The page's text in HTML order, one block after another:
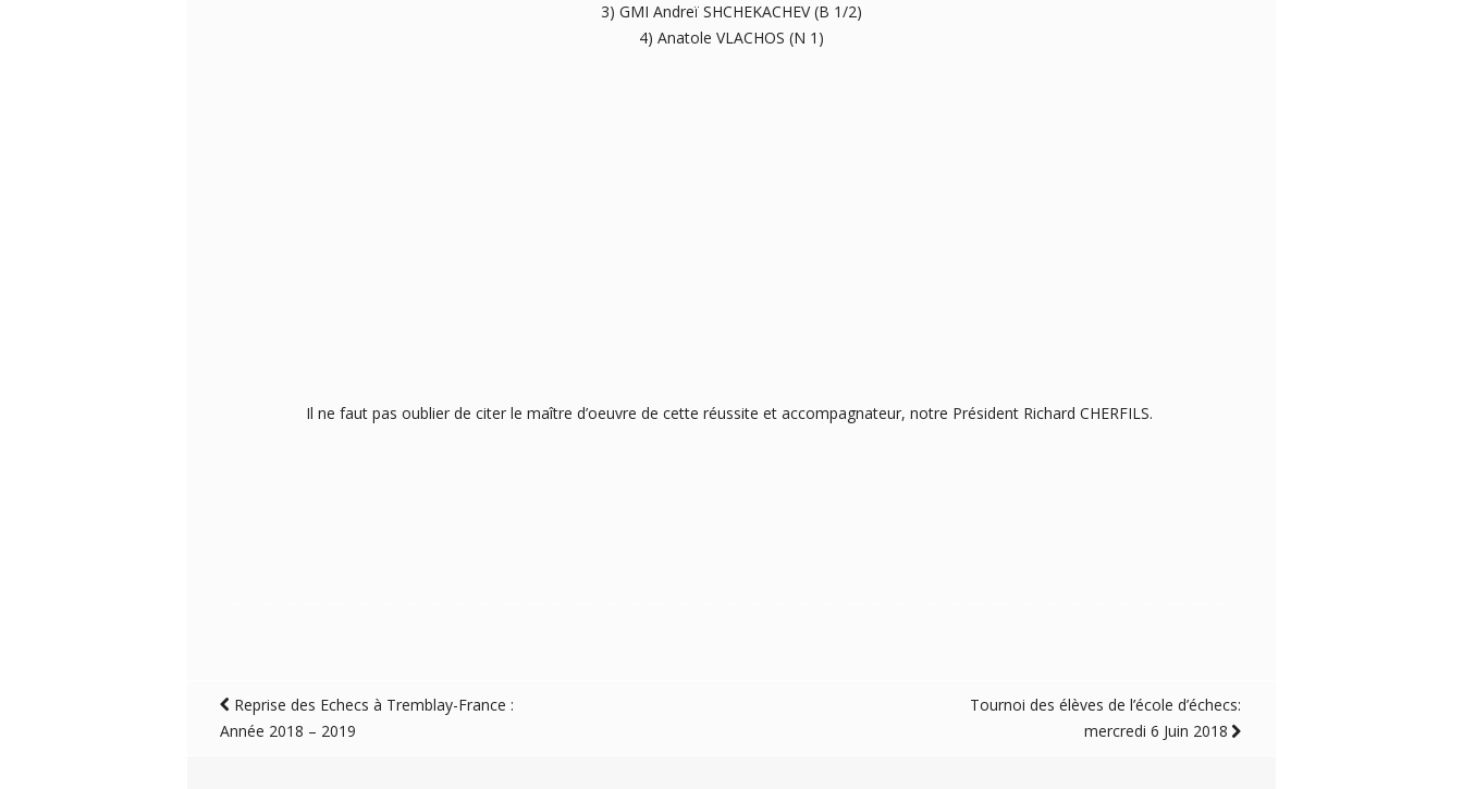
3) GMI Andreï SHCHEKACHEV (B 1/2)
4) Anatole VLACHOS (N 1)
Il ne faut pas oublier de citer le maître d’oeuvre de cette réussite et accompagnateur, notre Président Richard CHERFILS.
Reprise des Echecs à Tremblay-France :
Année 2018 – 2019
Tournoi des élèves de l’école d’échecs:
mercredi 6 Juin 2018